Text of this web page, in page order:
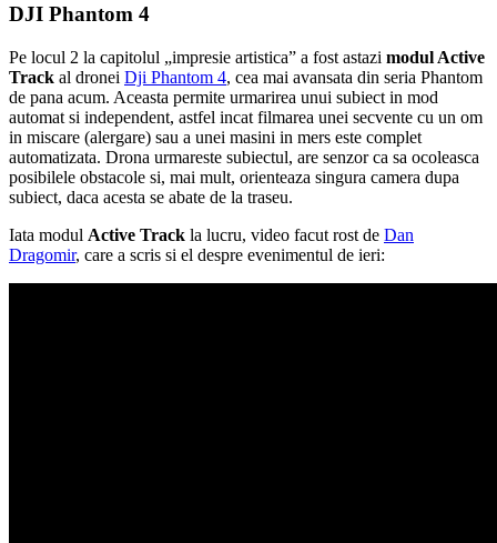
DJI Phantom 4
Pe locul 2 la capitolul „impresie artistica” a fost astazi modul Active
Track al dronei Dji Phantom 4, cea mai avansata din seria Phantom
de pana acum. Aceasta permite urmarirea unui subiect in mod
automat si independent, astfel incat filmarea unei secvente cu un om
in miscare (alergare) sau a unei masini in mers este complet
automatizata. Drona urmareste subiectul, are senzor ca sa ocoleasca
posibilele obstacole si, mai mult, orienteaza singura camera dupa
subiect, daca acesta se abate de la traseu.
Iata modul Active Track la lucru, video facut rost de Dan
Dragomir, care a scris si el despre evenimentul de ieri: